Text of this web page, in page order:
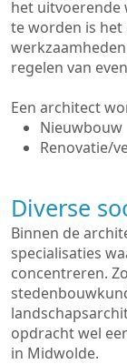
het uitvoerende
te worden is
regelen van
Een architect
Nieuwbouw
Renovatie/
Diverse
Binnen de
specialisaties
concentreren.
opdracht wel
in Midwolde.